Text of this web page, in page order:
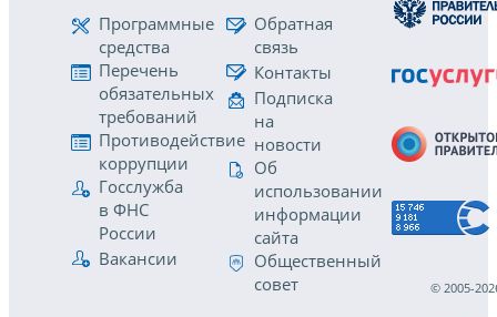
Программные
средства
Перечень
обязательных
требований
Противодействие
коррупции
Госслужба
в ФНС
России
Вакансии
Обратная
связь
Контакты
Подписка
на
новости
Об
использовании
информации
сайта
Общественный
совет
© 2005-